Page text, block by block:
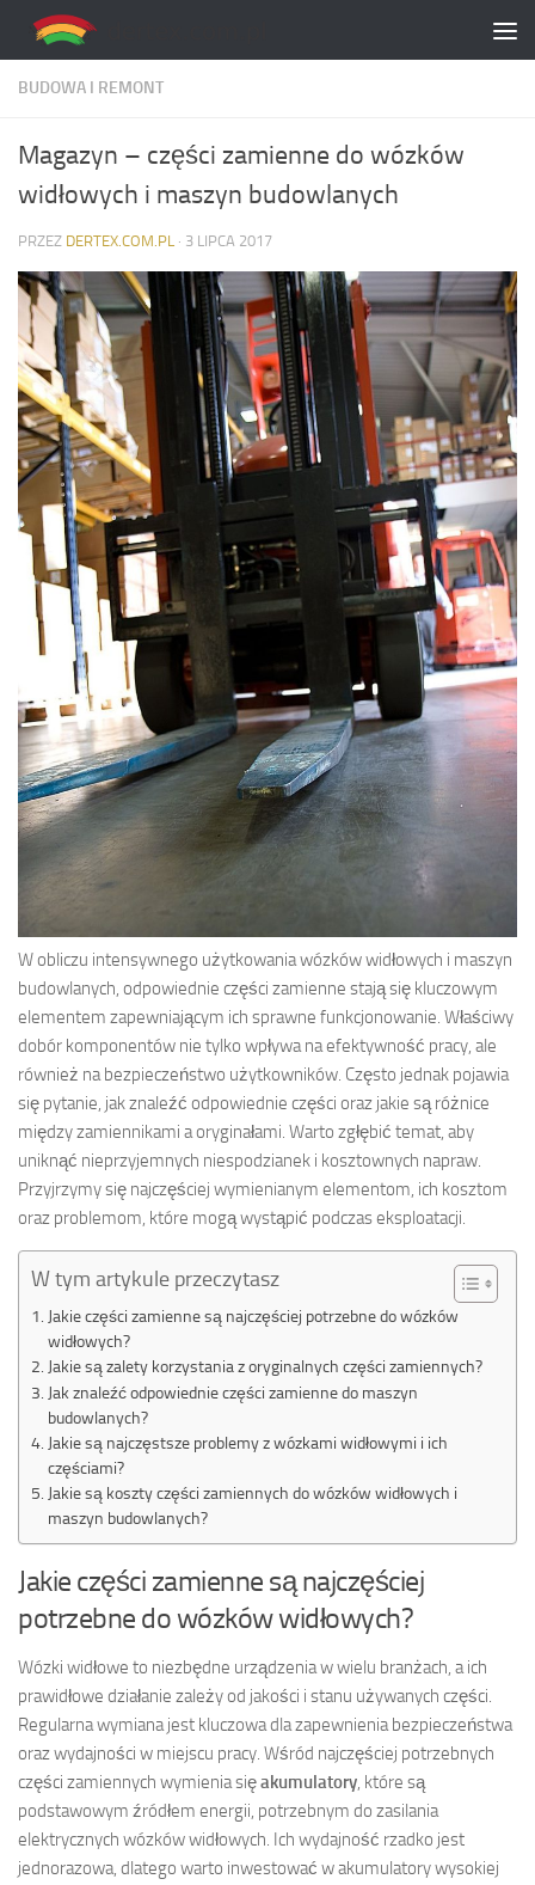
Skip to content
BUDOWA I REMONT
Magazyn – części zamienne do wózków
widłowych i maszyn budowlanych
PRZEZ DERTEX.COM.PL · 3 LIPCA 2017
W obliczu intensywnego użytkowania wózków widłowych i maszyn
budowlanych, odpowiednie części zamienne stają się kluczowym
elementem zapewniającym ich sprawne funkcjonowanie. Właściwy
dobór komponentów nie tylko wpływa na efektywność pracy, ale
również na bezpieczeństwo użytkowników. Często jednak pojawia
się pytanie, jak znaleźć odpowiednie części oraz jakie są różnice
między zamiennikami a oryginałami. Warto zgłębić temat, aby
uniknąć nieprzyjemnych niespodzianek i kosztownych napraw.
Przyjrzymy się najczęściej wymienianym elementom, ich kosztom
oraz problemom, które mogą wystąpić podczas eksploatacji.
W tym artykule przeczytasz
Jakie części zamienne są najczęściej potrzebne do wózków
widłowych?
Jakie są zalety korzystania z oryginalnych części zamiennych?
Jak znaleźć odpowiednie części zamienne do maszyn
budowlanych?
Jakie są najczęstsze problemy z wózkami widłowymi i ich
częściami?
Jakie są koszty części zamiennych do wózków widłowych i
maszyn budowlanych?
Jakie części zamienne są najczęściej
potrzebne do wózków widłowych?
Wózki widłowe to niezbędne urządzenia w wielu branżach, a ich
prawidłowe działanie zależy od jakości i stanu używanych części.
Regularna wymiana jest kluczowa dla zapewnienia bezpieczeństwa
oraz wydajności w miejscu pracy. Wśród najczęściej potrzebnych
części zamiennych wymienia sięakumulatory, które są
podstawowym źródłem energii, potrzebnym do zasilania
elektrycznych wózków widłowych. Ich wydajność rzadko jest
jednorazowa, dlatego warto inwestować w akumulatory wysokiej